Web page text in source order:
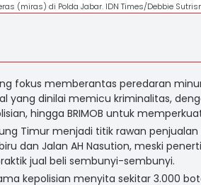
(miras) di Polda Jabar. IDN Times/Debbie
fokus memberantas peredaran
yang dinilai memicu kriminalitas,
hingga BRIMOB untuk
Timur menjadi titik rawan
dan Jalan AH Nasution, meski
jual beli sembunyi-sembunyi.
kepolisian menyita sekitar 3.000